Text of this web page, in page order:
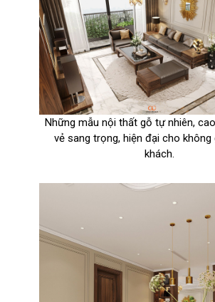
Những mẫu nội thất gỗ tự nhiên,
vẻ sang trọng, hiện đại cho không
khách.